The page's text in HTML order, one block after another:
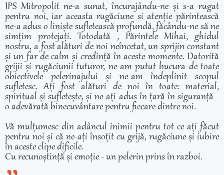
IPS Mitropolit ne-a sunat, încurajându-ne și s-a rugat
pentru noi, iar aceasta rugăciune si atenție părintească
ne-a adus o liniște sufletească profundă, făcându-ne să ne
simțim protejați. Totodată , Părintele Mihai, ghidul
nostru, a fost alături de noi neîncetat, un sprijin constant
și un far de calm și credință în aceste momente. Datorită
grijii și rugăciunii tuturor, ne-am putut bucura de toate
obiectivele pelerinajului și ne-am îndeplinit scopul
sufletesc. Ați fost alături de noi în toate: material,
spiritual și sufletește, și ne-ați adus în țară în siguranță -
o adevărată binecuvântare pentru fiecare dintre noi.
Vă mulțumesc din adâncul inimii pentru tot ce ați făcut
pentru noi și că ne-ați însoțit cu grijă, rugăciune și iubire
în aceste clipe dificile.
Cu recunoștință și emoție - un pelerin prins în razboi.